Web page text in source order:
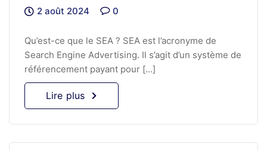
2 août 2024 0
Qu’est-ce que le SEA ? SEA est l’acronyme de
Search Engine Advertising. Il s’agit d’un système de
référencement payant pour [...]
Lire plus